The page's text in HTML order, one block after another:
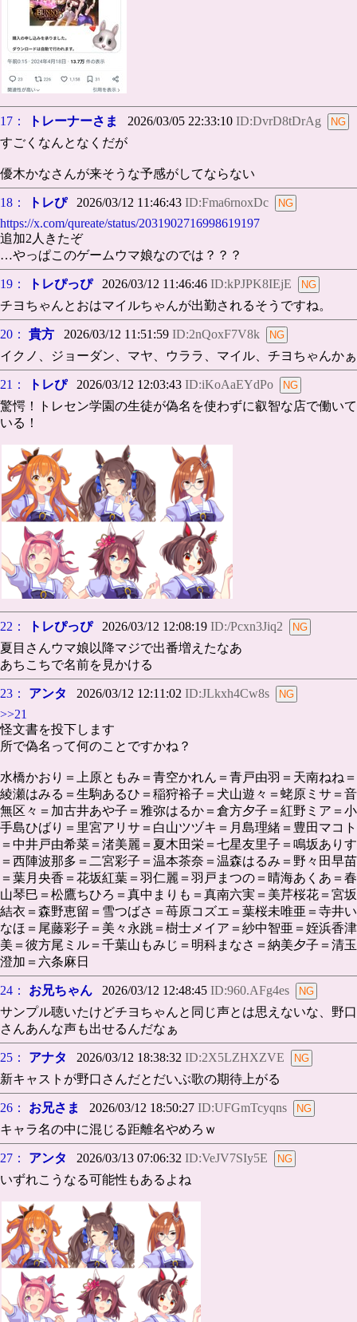
17： トレーナーさま 2026/03/05 22:33:10 ID:DvrD8tDrAg
すごくなんとなくだが
優木かなさんが来そうな予感がしてならない
18： トレぴ2026/03/12 11:46:43 ID:Fma6rnoxDc
https://x.com/qureate/status/2031902716998619197
追加2人きたぞ
…やっぱこのゲームウマ娘なのでは？？？
19： トレぴっぴ2026/03/12 11:46:46 ID:kPJPK8IEjE
チヨちゃんとおはマイルちゃんが出勤されるそうですね。
20： 貴方 2026/03/12 11:51:59 ID:2nQoxF7V8k
イクノ、ジョーダン、マヤ、ウララ、マイル、チヨちゃんかぁ
21： トレぴ2026/03/12 12:03:43 ID:iKoAaEYdPo
驚愕！トレセン学園の生徒が偽名を使わずに叡智な店で働いて
いる！
22： トレぴっぴ2026/03/12 12:08:19 ID:/Pcxn3Jiq2
夏目さんウマ娘以降マジで出番増えたなあ
あちこちで名前を見かける
23： アンタ 2026/03/12 12:11:02 ID:JLkxh4Cw8s
>>21
怪文書を投下します
所で偽名って何のことですかね？
水橋かおり＝上原ともみ＝青空かれん＝青戸由羽＝天南ねね＝
綾瀬はみる＝生駒あるひ＝稲狩裕子＝犬山遊々＝蛯原ミサ＝音
無区々＝加古井あや子＝雅弥はるか＝倉方夕子＝紅野ミア＝小
手島ひばり＝里宮アリサ＝白山ツヅキ＝月島理緒＝豊田マコト
＝中井戸由希菜＝渚美麗＝夏木田栄＝七星友里子＝鳴坂ありす
＝西陣波那多＝二宮彩子＝温本茶奈＝温森はるみ＝野々田早苗
＝葉月央香＝花坂紅葉＝羽仁麗＝羽戸まつの＝晴海あくあ＝春
山琴巳＝松鷹ちひろ＝真中まりも＝真南六実＝美芹桜花＝宮坂
結衣＝森野恵留＝雪つばさ＝苺原コズエ＝葉桜未唯亜＝寺井い
なほ＝尾藤彩子＝美々永跳＝樹士メイア＝紗中智亜＝姪浜香津
美＝彼方尾ミル＝千葉山もみじ＝明科まなさ＝納美夕子＝清玉
澄加＝六条麻日
24： お兄ちゃん 2026/03/12 12:48:45 ID:960.AFg4es
サンプル聴いたけどチヨちゃんと同じ声とは思えないな、野口
さんあんな声も出せるんだなぁ
25： アナタ 2026/03/12 18:38:32 ID:2X5LZHXZVE
新キャストが野口さんだとだいぶ歌の期待上がる
26： お兄さま 2026/03/12 18:50:27 ID:UFGmTcyqns
キャラ名の中に混じる距離名やめろｗ
27： アンタ 2026/03/13 07:06:32 ID:VeJV7SIy5E
いずれこうなる可能性もあるよね